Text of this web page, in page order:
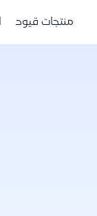
منتجات قيود